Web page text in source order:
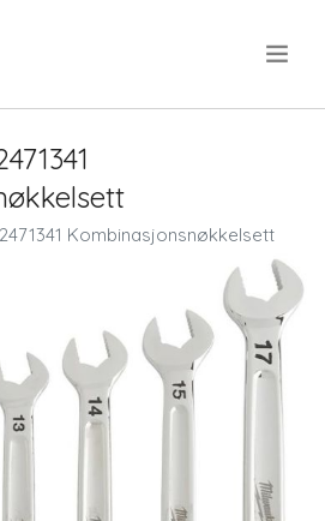
Kombinasjonsnøkkelsett